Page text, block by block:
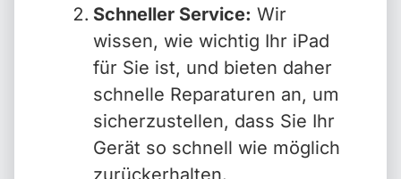
Schneller Service: Wir
wissen, wie wichtig Ihr iPad
für Sie ist, und bieten daher
schnelle Reparaturen an, um
sicherzustellen, dass Sie Ihr
Gerät so schnell wie möglich